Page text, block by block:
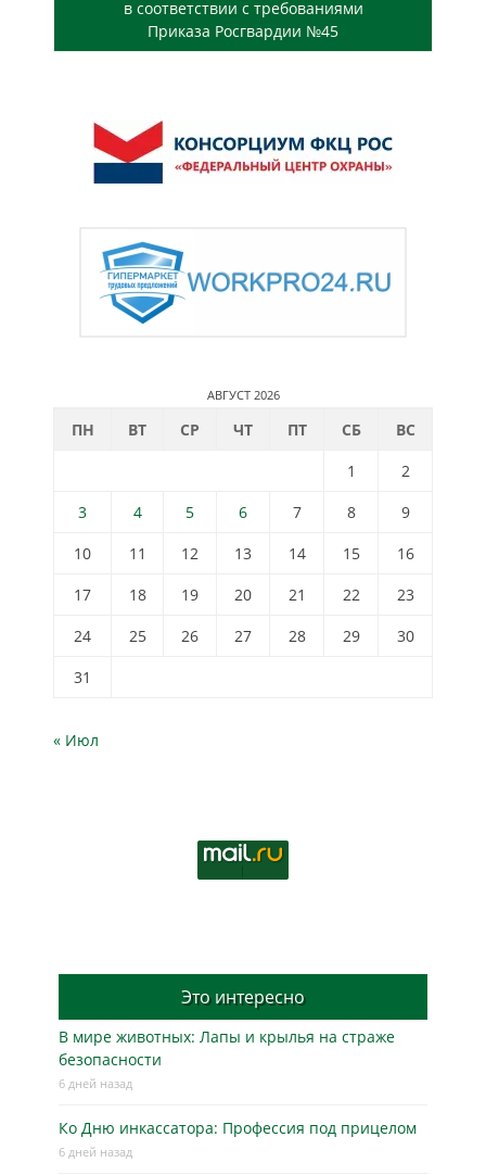
в соответствии с требованиями
Приказа Росгвардии №45
АВГУСТ 2026
ПН ВТ СР ЧТ ПТ СБ
ВС
1
2
3
4 5 6 7 8
9
10
11 12 13 14 15
16
17
18 19 20 21 22
23
24
25 26 27 28 29
30
31
« Июл
Это интересно
В мире животных: Лапы и крылья на страже
безопасности
6 дней назад
Ко Дню инкассатора: Профессия под прицелом
6 дней назад